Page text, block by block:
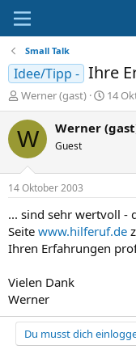
Small Talk
Idee/Tipp - Ihre
E
r
s
t
e
r
Werner (gast)
E
r
s
t
t
a
m
14
W Werner
Guest
14 Oktober 2003
... sind sehr wertvoll -
Seite www.hilferuf.de
Ihren Erfahrungen
Vielen Dank
Werner
Du musst dich